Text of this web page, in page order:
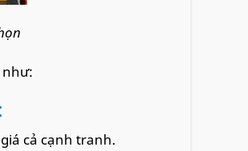
như:
cả cạnh tranh.